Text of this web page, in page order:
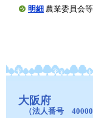
明細 農業委員会
大阪府
（法人番号